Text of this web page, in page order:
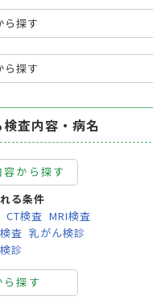
ら探す
ら探す
査内容・病名
から探す
る条件
CT検査 MRI検査
査 乳がん検診
診
探す